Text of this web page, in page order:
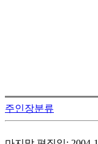
주인장분류